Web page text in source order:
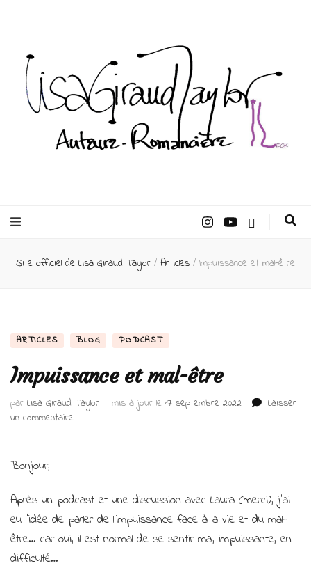
Taylor –
Site officiel de Lisa Giraud Taylor / Articles / Impuissance et mal-être
ARTICLES BLOG PODCAST
Impuissance et mal-être
par Lisa Giraud Taylor mis à jour le 17 septembre 2022
Laisser
un commentaire
Bonjour,
Après un podcast et une discussion avec Laura (merci), j’ai
eu l’idée de parler de l’impuissance face à la vie et du mal-
être… car oui, il est normal de se sentir mal, impuissante, en
difficulté…